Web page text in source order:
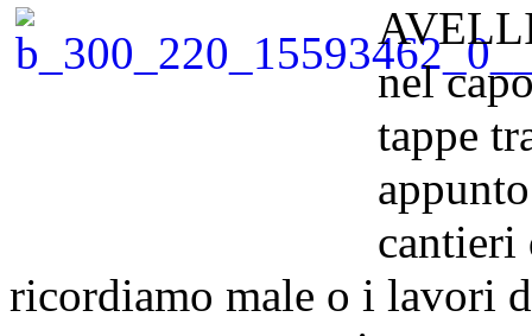
nel
tappe
cantieri
ricordiamo male o i lavori